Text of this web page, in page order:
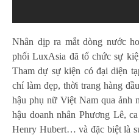
Nhân dịp ra mắt dòng nước
phối LuxAsia đã tổ chức sự
Tham dự sự kiện có đại diện
chí làm đẹp, thời trang hàng
hậu phụ nữ Việt Nam qua ảnh
hậu doanh nhân Phương Lê,
Henry Hubert… và đặc biệt là